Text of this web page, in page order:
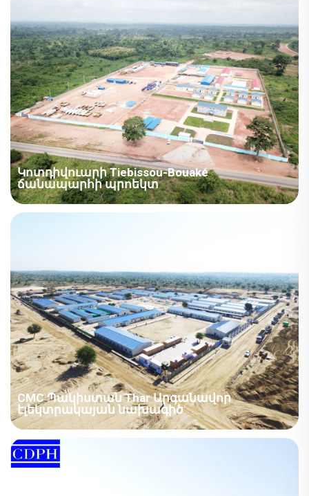
Շինարարության ընթացքը՝ 2023 թ., Հիմնական
համարները հաշվի առնելու համար՝ Պրոյեկտը
ներառում է տարբեր տիպի ապրանքներ, ներառյալ
վիլլաները, H-բարձրակները և ZA տները: Վայրական
կլիման վերաբերում է...
Կոտդիվուարի Tiebissou-Bouaké
ճանապարհի պրոեկտ
Կոթե դ'Իվոար – Կոթե դ'Իվոար Tiebissou-Bouaké
CMC Պակիստան Thar Արգանավոր
էլեկտրակայան նախագիծ
Պակիստան - Չինաստան. Մեքենաշիნայություն.
Պակիստան. Թար ածխային էլեկտրակայանի